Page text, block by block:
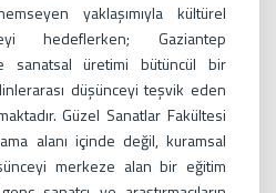
yaklaşımıyla kültürel
hedeflerken; Gaziantep
sanatsal üretimi bütüncül bir
düşünceyi teşvik eden
Güzel Sanatlar Fakültesi
alanı içinde değil, kuramsal
merkeze alan bir eğitim